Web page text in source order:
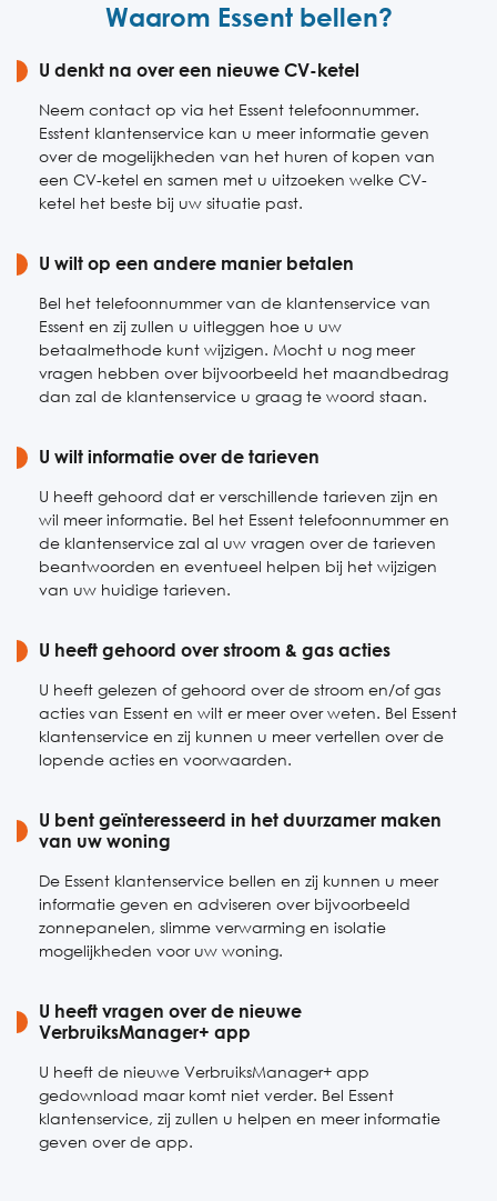
08:00-18:00
Zaterdag
Zondag
Gesloten
Waarom Essent bellen?
U denkt na over een nieuwe CV-ketel
Neem contact op via het Essent telefoonnummer.
Esstent klantenservice kan u meer informatie geven
over de mogelijkheden van het huren of kopen van
een CV-ketel en samen met u uitzoeken welke CV-
ketel het beste bij uw situatie past.
U wilt op een andere manier betalen
Bel het telefoonnummer van de klantenservice van
Essent en zij zullen u uitleggen hoe u uw
betaalmethode kunt wijzigen. Mocht u nog meer
vragen hebben over bijvoorbeeld het maandbedrag
dan zal de klantenservice u graag te woord staan.
U wilt informatie over de tarieven
U heeft gehoord dat er verschillende tarieven zijn en
wil meer informatie. Bel het Essent telefoonnummer en
de klantenservice zal al uw vragen over de tarieven
beantwoorden en eventueel helpen bij het wijzigen
van uw huidige tarieven.
U heeft gehoord over stroom & gas acties
U heeft gelezen of gehoord over de stroom en/of gas
acties van Essent en wilt er meer over weten. Bel Essent
klantenservice en zij kunnen u meer vertellen over de
lopende acties en voorwaarden.
U bent geïnteresseerd in het duurzamer maken
van uw woning
De Essent klantenservice bellen en zij kunnen u meer
informatie geven en adviseren over bijvoorbeeld
zonnepanelen, slimme verwarming en isolatie
mogelijkheden voor uw woning.
U heeft vragen over de nieuwe
VerbruiksManager+ app
U heeft de nieuwe VerbruiksManager+ app
gedownload maar komt niet verder. Bel Essent
klantenservice, zij zullen u helpen en meer informatie
geven over de app.